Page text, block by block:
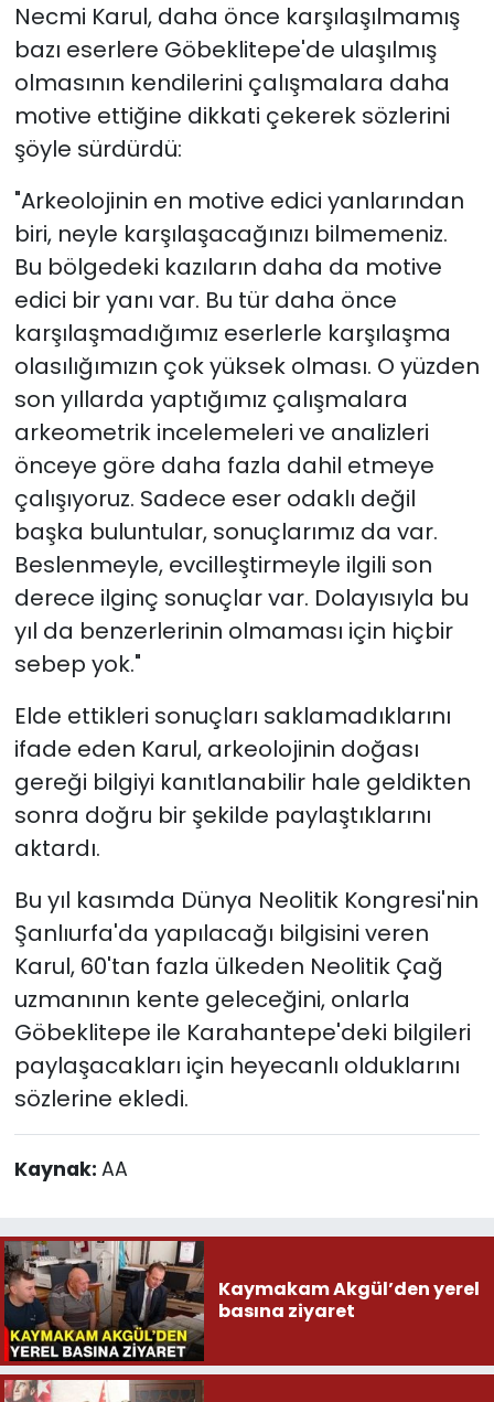
Necmi Karul, daha önce karşılaşılmamış
bazı eserlere Göbeklitepe'de ulaşılmış
olmasının kendilerini çalışmalara daha
motive ettiğine dikkati çekerek sözlerini
şöyle sürdürdü:
"Arkeolojinin en motive edici yanlarından
biri, neyle karşılaşacağınızı bilmemeniz.
Bu bölgedeki kazıların daha da motive
edici bir yanı var. Bu tür daha önce
karşılaşmadığımız eserlerle karşılaşma
olasılığımızın çok yüksek olması. O yüzden
son yıllarda yaptığımız çalışmalara
arkeometrik incelemeleri ve analizleri
önceye göre daha fazla dahil etmeye
çalışıyoruz. Sadece eser odaklı değil
başka buluntular, sonuçlarımız da var.
Beslenmeyle, evcilleştirmeyle ilgili son
derece ilginç sonuçlar var. Dolayısıyla bu
yıl da benzerlerinin olmaması için hiçbir
sebep yok."
Elde ettikleri sonuçları saklamadıklarını
ifade eden Karul, arkeolojinin doğası
gereği bilgiyi kanıtlanabilir hale geldikten
sonra doğru bir şekilde paylaştıklarını
aktardı.
Bu yıl kasımda Dünya Neolitik Kongresi'nin
Şanlıurfa'da yapılacağı bilgisini veren
Karul, 60'tan fazla ülkeden Neolitik Çağ
uzmanının kente geleceğini, onlarla
Göbeklitepe ile Karahantepe'deki bilgileri
paylaşacakları için heyecanlı olduklarını
sözlerine ekledi.
Kaynak: AA
Kaymakam Akgül’den yerel
basına ziyaret